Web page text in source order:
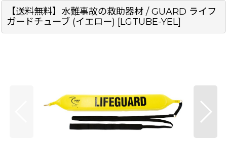
【送料無料】水難事故の救助器材 / GUARD ライフ
ガードチューブ (イエロー) [LGTUBE-YEL]